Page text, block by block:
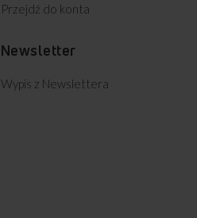
Przejdź do konta
Newsletter
Wypis z Newslettera